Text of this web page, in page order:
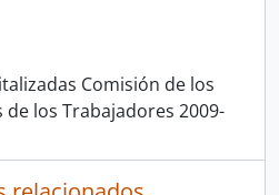
Comisión de los
de los Trabajadores 2009-